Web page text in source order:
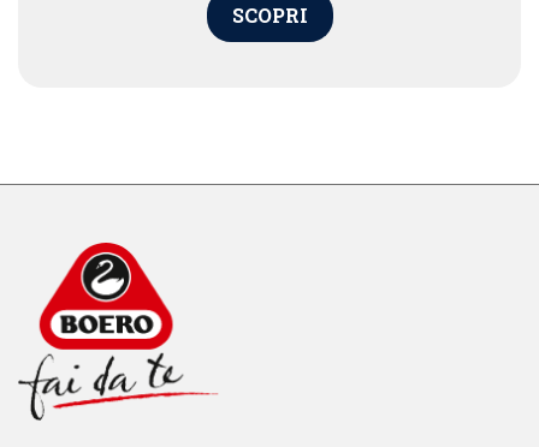
SCOPRI